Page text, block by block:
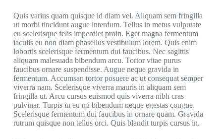
Quis varius quam quisque id diam vel. Aliquam sem fringilla
ut morbi tincidunt augue interdum. Tellus in metus vulputate
eu scelerisque felis imperdiet proin. Eget magna fermentum
iaculis eu non diam phasellus vestibulum lorem. Quis enim
lobortis scelerisque fermentum dui faucibus. Nec sagittis
aliquam malesuada bibendum arcu. Tortor vitae purus
faucibus ornare suspendisse. Augue neque gravida in
fermentum. Accumsan tortor posuere ac ut consequat semper
viverra nam. Scelerisque viverra mauris in aliquam sem
fringilla ut. Arcu cursus euismod quis viverra nibh cras
pulvinar. Turpis in eu mi bibendum neque egestas congue.
Scelerisque fermentum dui faucibus in ornare quam. Gravida
rutrum quisque non tellus orci. Quis blandit turpis cursus in.